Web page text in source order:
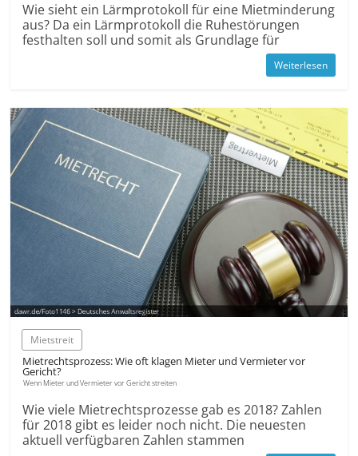
Wie sieht ein Lärmprotokoll für eine Mietminderung
aus? Da ein Lärmprotokoll die Ruhestörungen
festhalten soll und somit als Grundlage für
Weiterlesen
Mietstreit
Mietrechts­prozess: Wie oft klagen Mieter und Vermieter vor
Gericht?
Wenn Mieter und Vermieter vor Gericht streiten
Wie viele Mietrechts­prozesse gab es 2018? Zahlen
für 2018 gibt es leider noch nicht. Die neuesten
aktuell ver­fügbaren Zahlen stammen